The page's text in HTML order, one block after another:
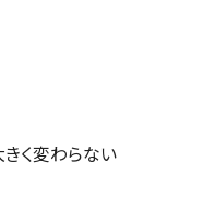
く変わらない